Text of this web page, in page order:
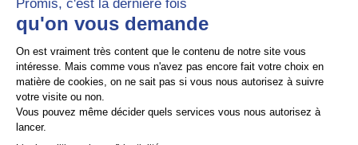
Rupture de stock